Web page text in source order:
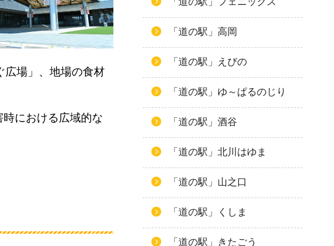
広場」、地場の食材
時における広域的な
「道の駅」高岡
「道の駅」えびの
「道の駅」ゆ～ぱるのじり
「道の駅」酒谷
「道の駅」北川はゆま
「道の駅」山之口
「道の駅」くしま
「道の駅」きたごう